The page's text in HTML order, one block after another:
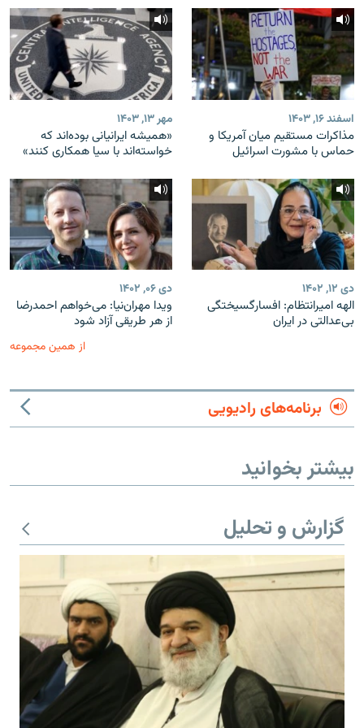
اسفند ۱۶, ۱۴۰۳
مذاکرات مستقیم میان آمریکا و
حماس با مشورت اسرائیل
مهر ۱۳, ۱۴۰۳
«همیشه ایرانیانی بوده‌اند که
خواسته‌اند با سیا همکاری کنند»
دی ۱۲, ۱۴۰۲
الهه امیرانتظام: افسارگسیختگی
بی‌عدالتی در ایران
دی ۰۶, ۱۴۰۲
ویدا مهران‌نیا: می‌خواهم احمدرضا
از هر طریقی آزاد شود
از همین مجموعه
برنامه‌های رادیویی
بیشتر بخوانید
گزارش و تحلیل